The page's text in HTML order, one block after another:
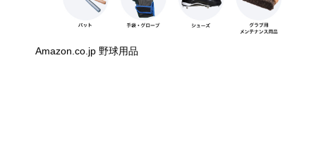
Amazon.co.jp 野球用品